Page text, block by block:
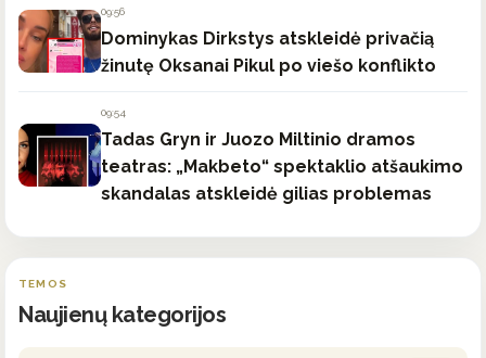
09:56
Dominykas Dirkstys atskleidė privačią
žinutę Oksanai Pikul po viešo konflikto
09:54
Tadas Gryn ir Juozo Miltinio dramos
teatras: „Makbeto“ spektaklio atšaukimo
skandalas atskleidė gilias problemas
TEMOS
Naujienų kategorijos